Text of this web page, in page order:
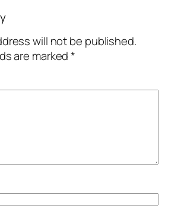
will not be published.
are marked*